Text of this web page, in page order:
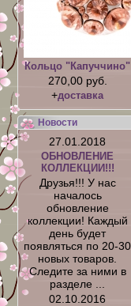
Кольцо "Капуччино"
270,00 руб.
+доставка
Новости
27.01.2018
ОБНОВЛЕНИЕ
КОЛЛЕКЦИИ!!!
Друзья!!! У нас
началось
обновление
коллекции! Каждый
день будет
появляться по 20-30
новых товаров.
Следите за ними в
разделе ...
02.10.2016